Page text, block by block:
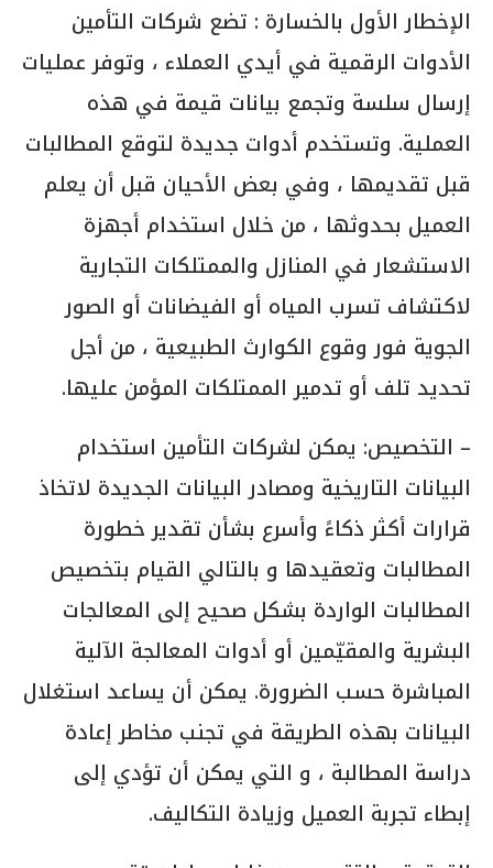
الإخطار الأول بالخسارة : تضع شركات التأمين
الأدوات الرقمية في أيدي العملاء ، وتوفر عمليات
إرسال سلسة وتجمع بيانات قيمة في هذه
العملية. وتستخدم أدوات جديدة لتوقع المطالبات
قبل تقديمها ، وفي بعض الأحيان قبل أن يعلم
العميل بحدوثها ، من خلال استخدام أجهزة
الاستشعار في المنازل والممتلكات التجارية
لاكتشاف تسرب المياه أو الفيضانات أو الصور
الجوية فور وقوع الكوارث الطبيعية ، من أجل
تحديد تلف أو تدمير الممتلكات المؤمن عليها.
– التخصيص: يمكن لشركات التأمين استخدام
البيانات التاريخية ومصادر البيانات الجديدة لاتخاذ
قرارات أكثر ذكاءً وأسرع بشأن تقدير خطورة
المطالبات وتعقيدها و بالتالي القيام بتخصيص
المطالبات الواردة بشكل صحيح إلى المعالجات
البشرية والمقيّمين أو أدوات المعالجة الآلية
المباشرة حسب الضرورة. يمكن أن يساعد استغلال
البيانات بهذه الطريقة في تجنب مخاطر إعادة
دراسة المطالبة ، و التي يمكن أن تؤدي إلى
إبطاء تجربة العميل وزيادة التكاليف.